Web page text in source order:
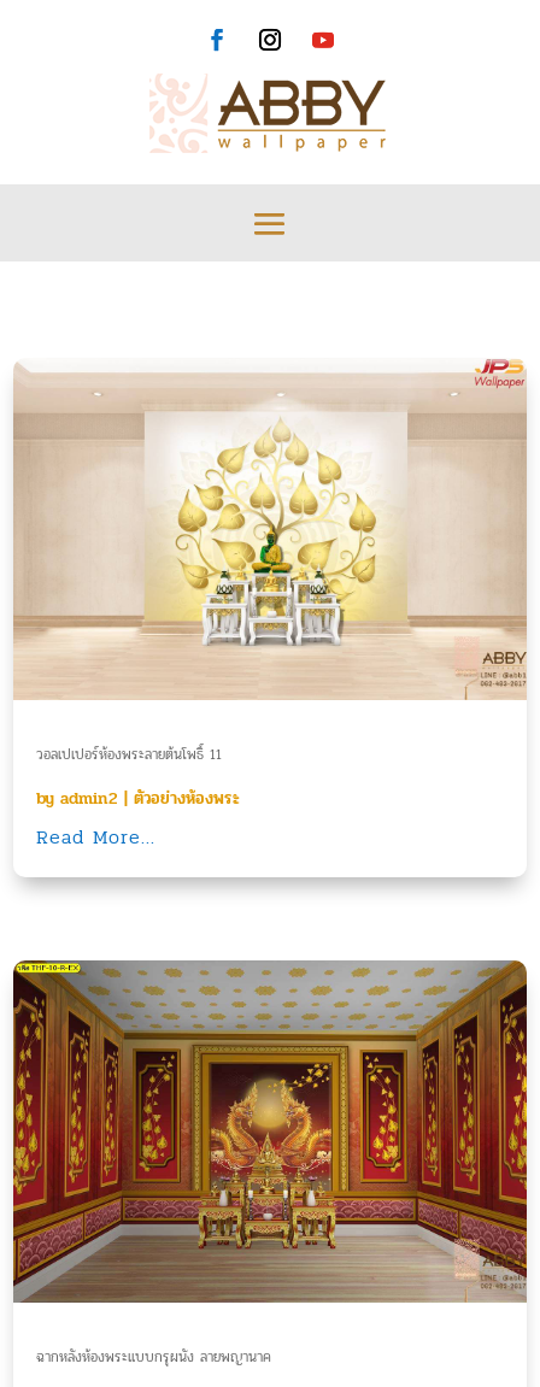
วอลเปเปอร์ห้องพระลายต้นโพธิ์ 11
byadmin2 |ตัวอย่างห้องพระ
Read More...
ฉากหลังห้องพระแบบกรุผนัง ลายพญานาค